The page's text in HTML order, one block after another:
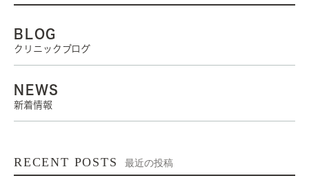
BLOG
クリニックブログ
NEWS
新着情報
RECENT POSTS 最近の投稿